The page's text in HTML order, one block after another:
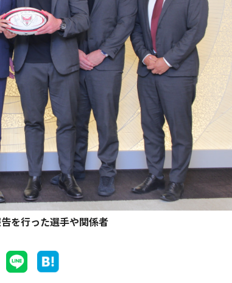
を行った選手や関係者